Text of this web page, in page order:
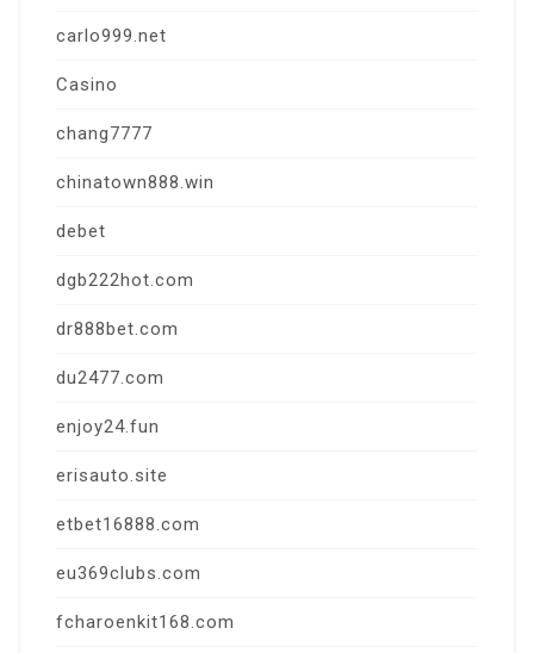
carlo999.net
Casino
chang7777
chinatown888.win
debet
dgb222hot.com
dr888bet.com
du2477.com
enjoy24.fun
erisauto.site
etbet16888.com
eu369clubs.com
fcharoenkit168.com